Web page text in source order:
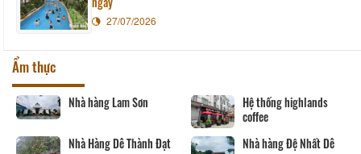
27/07/2026
Ẩm thực
Nhà hàng Lam Sơn
Hệ thống highlands
coffee
Nhà Hàng Dê Thành Đạt
Nhà hàng Đệ Nhất Dê